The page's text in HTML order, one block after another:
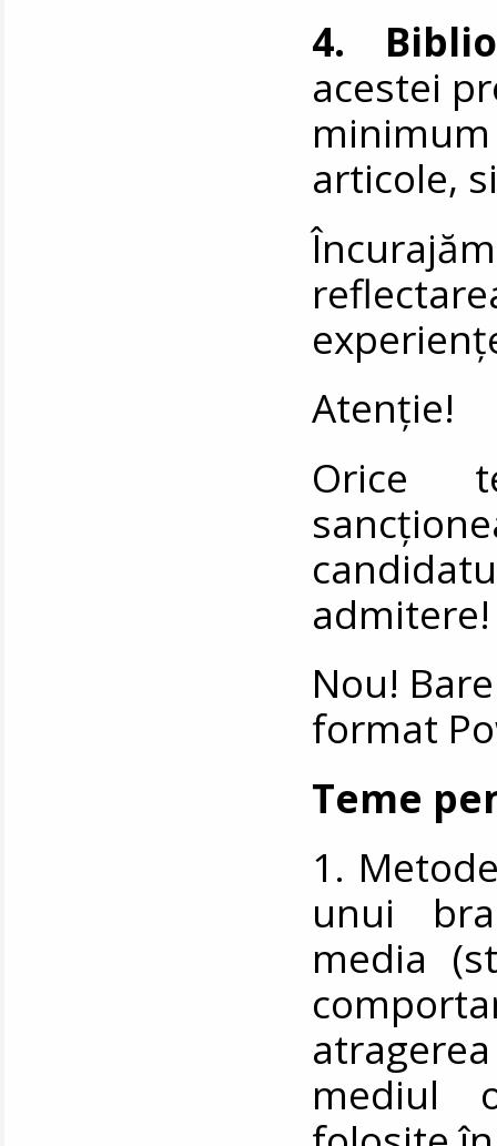
4.
acestei
articole,
Atenție!
Orice
Nou!
format
Teme
1.
unui
media
mediul